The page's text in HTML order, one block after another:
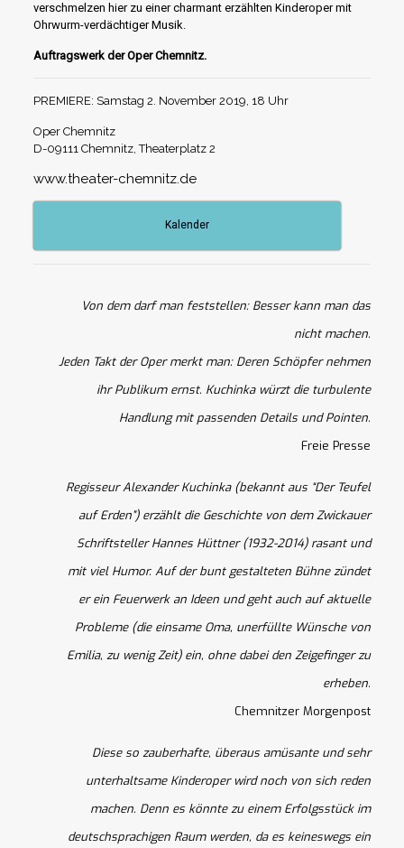
verschmelzen hier zu einer charmant erzählten Kinderoper mit
Ohrwurm-verdächtiger Musik.
Auftragswerk der Oper Chemnitz.
PREMIERE: Samstag 2. November 2019, 18 Uhr
Oper Chemnitz
D-09111 Chemnitz, Theaterplatz 2
www.theater-chemnitz.de
Kalender
Von dem darf man feststellen: Besser kann man das
nicht machen.
Jeden Takt der Oper merkt man: Deren Schöpfer nehmen
ihr Publikum ernst. Kuchinka würzt die turbulente
Handlung mit passenden Details und Pointen.
Freie Presse
Regisseur Alexander Kuchinka (bekannt aus “Der Teufel
auf Erden”) erzählt die Geschichte von dem Zwickauer
Schriftsteller Hannes Hüttner (1932-2014) rasant und
mit viel Humor. Auf der bunt gestalteten Bühne zündet
er ein Feuerwerk an Ideen und geht auch auf aktuelle
Probleme (die einsame Oma, unerfüllte Wünsche von
Emilia, zu wenig Zeit) ein, ohne dabei den Zeigefinger zu
erheben.
Chemnitzer Morgenpost
Diese so zauberhafte, überaus amüsante und sehr
unterhaltsame Kinderoper wird noch von sich reden
machen. Denn es könnte zu einem Erfolgsstück im
deutschsprachigen Raum werden, da es keineswegs ein